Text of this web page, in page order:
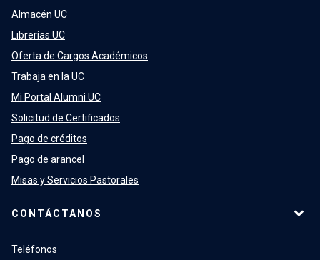
Almacén UC
Librerías UC
Oferta de Cargos Académicos
Trabaja en la UC
Mi Portal Alumni UC
Solicitud de Certificados
Pago de créditos
Pago de arancel
Misas y Servicios Pastorales
CONTÁCTANOS
Teléfonos